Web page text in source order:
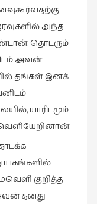
அந்த
.தொடரும்
அவன்
தங்கள்இனக்
,யாரிடமும்
.
குறித்த
தனது